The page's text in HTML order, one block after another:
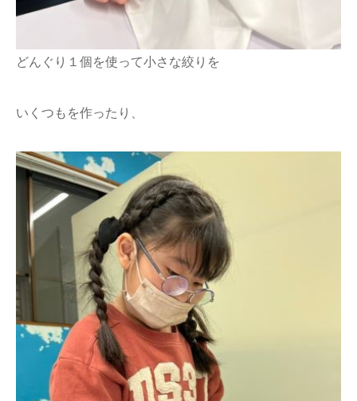
どんぐり１個を使って小さな絞りを
いくつもを作ったり、